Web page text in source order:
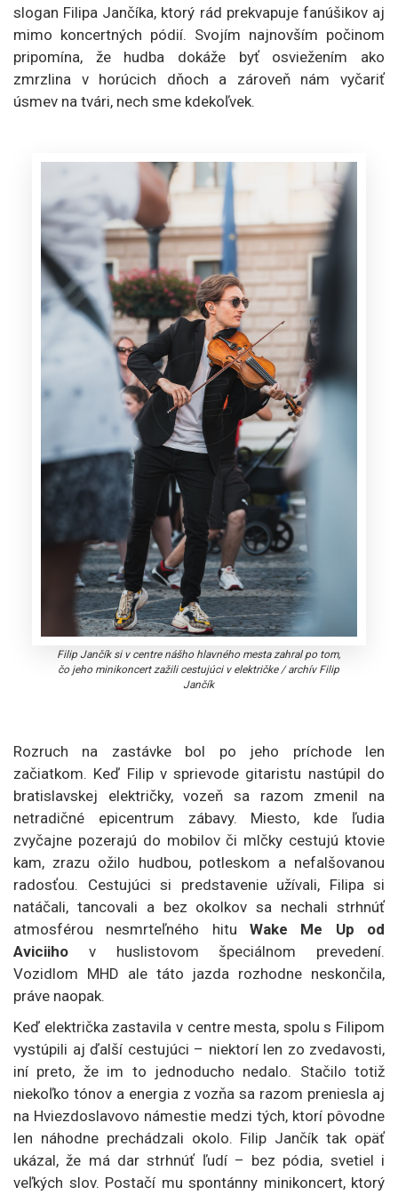
slogan Filipa Jančíka, ktorý rád prekvapuje fanúšikov aj
mimo koncertných pódií. Svojím najnovším počinom
pripomína, že hudba dokáže byť osviežením ako
zmrzlina v horúcich dňoch a zároveň nám vyčariť
úsmev na tvári, nech sme kdekoľvek.
Filip Jančík si v centre nášho hlavného mesta zahral po tom,
čo jeho minikoncert zažili cestujúci v električke/archív Filip
Jančík
Rozruch na zastávke bol po jeho príchode len
začiatkom. Keď Filip v sprievode gitaristu nastúpil do
bratislavskej električky, vozeň sa razom zmenil na
netradičné epicentrum zábavy. Miesto, kde ľudia
zvyčajne pozerajú do mobilov či mlčky cestujú ktovie
kam, zrazu ožilo hudbou, potleskom a nefalšovanou
radosťou. Cestujúci si predstavenie užívali, Filipa si
natáčali, tancovali a bez okolkov sa nechali strhnúť
atmosférou nesmrteľného hitu Wake Me Up od
Aviciiho v huslistovom špeciálnom prevedení.
Vozidlom MHD ale táto jazda rozhodne neskončila,
práve naopak.
Keď električka zastavila v centre mesta, spolu s Filipom
vystúpili aj ďalší cestujúci – niektorí len zo zvedavosti,
iní preto, že im to jednoducho nedalo. Stačilo totiž
niekoľko tónov a energia z vozňa sa razom preniesla aj
na Hviezdoslavovo námestie medzi tých, ktorí pôvodne
len náhodne prechádzali okolo. Filip Jančík tak opäť
ukázal, že má dar strhnúť ľudí – bez pódia, svetiel i
veľkých slov. Postačí mu spontánny minikoncert, ktorý